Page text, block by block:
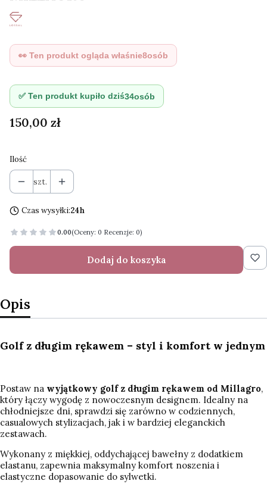
👀 Ten produkt ogląda właśnie8osób
✅ Ten produkt kupiło dziś34osób
Cena
150,00 zł
Ilość
szt.
Czas wysyłki:24h
0.00(Oceny: 0 Recenzje: 0)
Dodaj do koszyka
Opis
Golf z długim rękawem – styl i komfort w jednym
Postaw na wyjątkowy golf z długim rękawem od Millagro,
który łączy wygodę z nowoczesnym designem. Idealny na
chłodniejsze dni, sprawdzi się zarówno w codziennych,
casualowych stylizacjach, jak i w bardziej eleganckich
zestawach.
Wykonany z miękkiej, oddychającej bawełny z dodatkiem
elastanu, zapewnia maksymalny komfort noszenia i
elastyczne dopasowanie do sylwetki.